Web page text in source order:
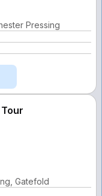
Pressing
Gatefold